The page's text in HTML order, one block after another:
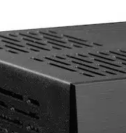
Festplatten/ Server
Digital Zubehör
Verstärker
Vollverstärker
Vorverstärker
Endverstärker
Röhrenverstärker
Streaming Verstärker